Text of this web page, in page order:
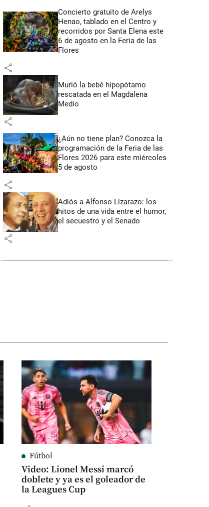
Concierto gratuito de Arelys
Henao, tablado en el Centro y
recorridos por Santa Elena este
6 de agosto en la Feria de las
Flores
share
Murió la bebé hipopótamo
rescatada en el Magdalena
Medio
share
¿Aún no tiene plan? Conozca la
programación de la Feria de las
Flores 2026 para este miércoles
5 de agosto
share
Adiós a Alfonso Lizarazo: los
hitos de una vida entre el humor,
el secuestro y el Senado
share
Fútbol
Video: Lionel Messi marcó
doblete y ya es el goleador de
la Leagues Cup